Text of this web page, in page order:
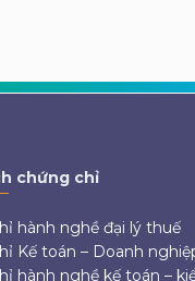
chứng chỉ
hành nghề đại lý thuế
Kế toán – Doanh
hành nghề kế toán –